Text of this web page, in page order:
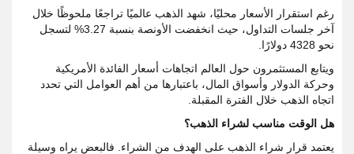
رغم استقرار الأسعار محليًا، شهد الذهب عالميًا تراجعًا ملحوظًا خلال
آخر جلسات التداول، حيث انخفضت الأونصة بنسبة 3.27% لتسجل
نحو 4328 دولارًا.
ويتابع المستثمرون حول العالم اتجاهات أسعار الفائدة الأمريكية
وحركة الدولار وأسواق المال، باعتبارها من أهم العوامل التي تحدد
اتجاه الذهب خلال الفترة المقبلة.
هل الوقت مناسب لشراء الذهب؟
يعتمد قرار شراء الذهب على الهدف من الشراء. فالبعض يراه وسيلة